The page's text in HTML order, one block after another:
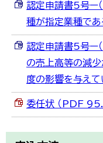
認定申請書5号ー（
種が指定業種で
認定申請書5号ー（
の売上高等の減
度の影響を与え
委任状 （PDF